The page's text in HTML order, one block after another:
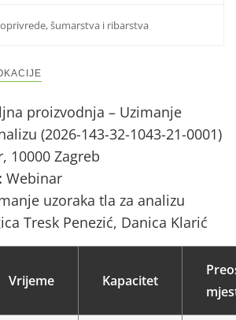
šumarstva i ribarstva
proizvodnja – Uzimanje
(2026-143-32-1043-21-0001)
10000 Zagreb
Webinar
uzoraka tla za analizu
Tresk Penezić, Danica Klarić
Vrijeme Kapacitet